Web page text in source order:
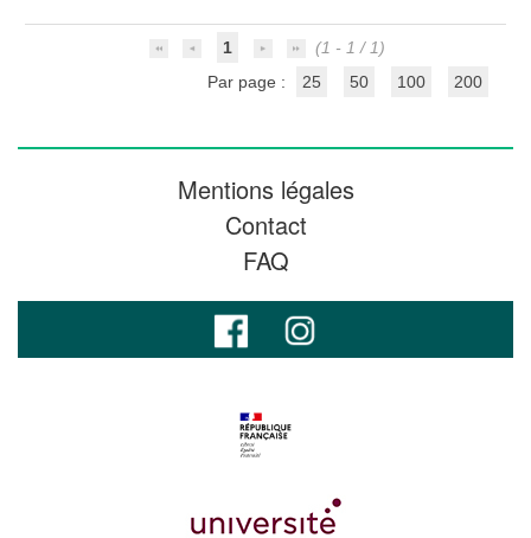
1
(1 - 1 / 1)
Par page :
25 50 100 200
Mentions légales
Contact
FAQ